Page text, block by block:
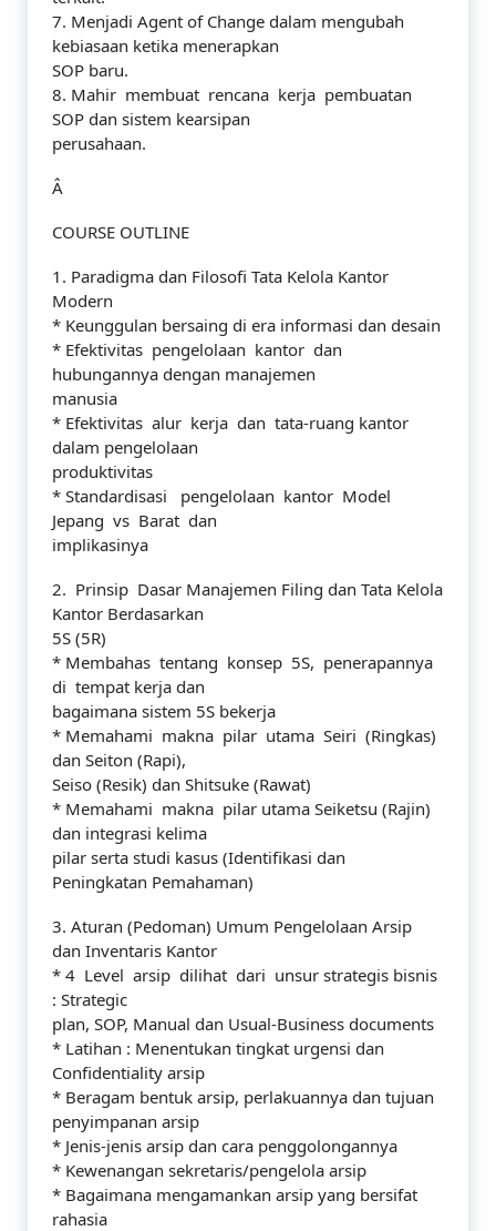
7. Menjadi Agent of Change dalam mengubah
kebiasaan ketika menerapkan
SOP baru.
8. Mahir membuat rencana kerja pembuatan
SOP dan sistem kearsipan
perusahaan.
Â
COURSE OUTLINE
1. Paradigma dan Filosofi Tata Kelola Kantor
Modern
* Keunggulan bersaing di era informasi dan desain
* Efektivitas pengelolaan kantor dan
hubungannya dengan manajemen
manusia
* Efektivitas alur kerja dan tata-ruang kantor
dalam pengelolaan
produktivitas
* Standardisasi pengelolaan kantor Model
Jepang vs Barat dan
implikasinya
2. Prinsip Dasar Manajemen Filing dan Tata Kelola
Kantor Berdasarkan
5S (5R)
* Membahas tentang konsep 5S, penerapannya
di tempat kerja dan
bagaimana sistem 5S bekerja
* Memahami makna pilar utama Seiri (Ringkas)
dan Seiton (Rapi),
Seiso (Resik) dan Shitsuke (Rawat)
* Memahami makna pilar utama Seiketsu (Rajin)
dan integrasi kelima
pilar serta studi kasus (Identifikasi dan
Peningkatan Pemahaman)
3. Aturan (Pedoman) Umum Pengelolaan Arsip
dan Inventaris Kantor
* 4 Level arsip dilihat dari unsur strategis bisnis
: Strategic
plan, SOP, Manual dan Usual-Business documents
* Latihan : Menentukan tingkat urgensi dan
Confidentiality arsip
* Beragam bentuk arsip, perlakuannya dan tujuan
penyimpanan arsip
* Jenis-jenis arsip dan cara penggolongannya
* Kewenangan sekretaris/pengelola arsip
* Bagaimana mengamankan arsip yang bersifat
rahasia